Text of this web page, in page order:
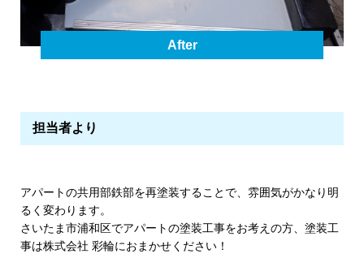
After
担当者より
アパートの共用部鉄部を再塗装することで、雰囲気がかなり明
るく変わります。
さいたま市浦和区でアパートの塗装工事をお考えの方、塗装工
事は株式会社 彩輪におまかせください！